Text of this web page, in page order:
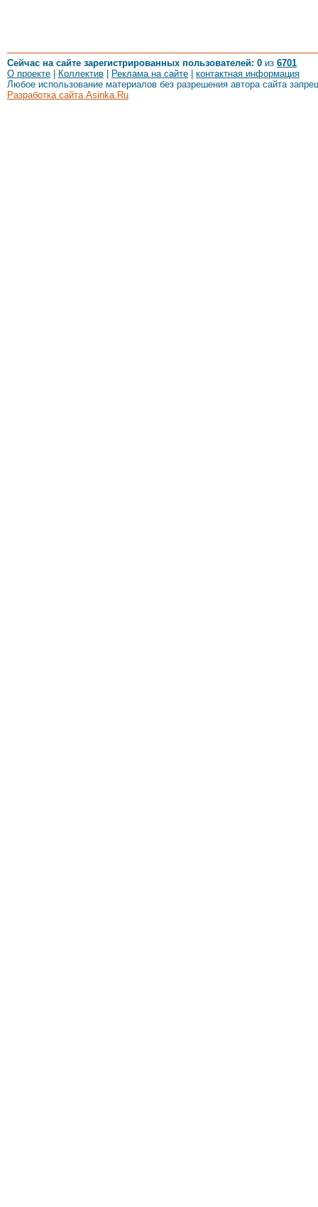
Сейчас на сайте зарегистрированных пользователей: 0 из 6701
О проекте
Коллектив Реклама на сайте
контактная информация
Любое использование материалов без разрешения автора сайта
Разработка сайта Asinka.Ru